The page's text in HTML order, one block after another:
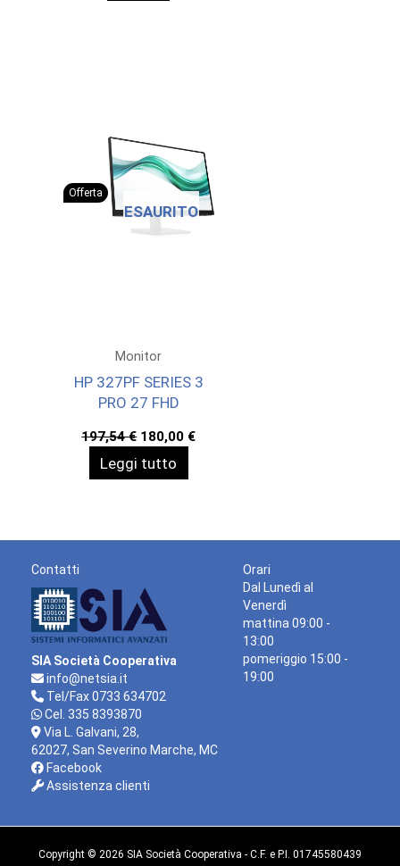
Offerta
ESAURITO
Monitor
HP 327PF SERIES 3
PRO 27 FHD
197,54€ Il
prezzo
originale
era:
180,00 €Il
prezzo
Leggi tutto
Contatti
SIA Società Cooperativa
info@netsia.it
Tel/Fax 0733 634702
Cel. 335 8393870
Via L. Galvani, 28,
62027, San Severino Marche, MC
Facebook
Assistenza clienti
Orari
Dal Lunedì al
Venerdì
mattina 09:00 -
13:00
pomeriggio 15:00 -
19:00
Copyright © 2026 SIA Società Cooperativa - C.F. e P.I. 01745580439